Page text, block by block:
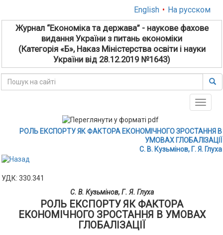
English • На русском
Журнал “Економіка та держава” - наукове фахове
видання України з питань економіки
(Категорія «Б», Наказ Міністерства освіти і науки
України від 28.12.2019 №1643)
Toggle
РОЛЬ ЕКСПОРТУ ЯК ФАКТОРА ЕКОНОМІЧНОГО ЗРОСТАННЯ В
УМОВАХ ГЛОБАЛІЗАЦІЇ
С. В. Кузьмінов, Г. Я. Глуха
УДК: 330.341
С. В. Кузьмінов, Г. Я. Глуха
РОЛЬ ЕКСПОРТУ ЯК ФАКТОРА
ЕКОНОМІЧНОГО ЗРОСТАННЯ В УМОВАХ
ГЛОБАЛІЗАЦІЇ